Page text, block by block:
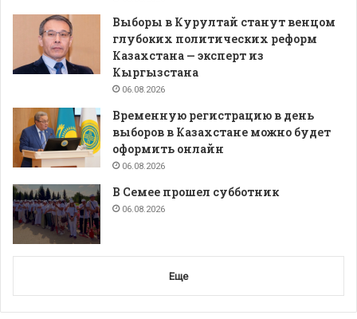
Выборы в Курултай станут венцом
глубоких политических реформ
Казахстана — эксперт из
Кыргызстана
06.08.2026
Временную регистрацию в день
выборов в Казахстане можно будет
оформить онлайн
06.08.2026
В Семее прошел субботник
06.08.2026
Еще